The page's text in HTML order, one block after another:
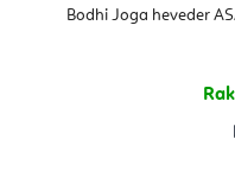
Bodhi Joga heveder